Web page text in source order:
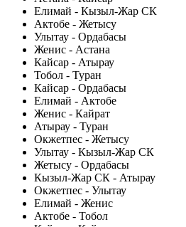
Елимай - Кызыл-Жар СК
Актобе - Жетысу
Улытау - Ордабасы
Женис - Астана
Кайсар - Атырау
Тобол - Туран
Кайсар - Ордабасы
Елимай - Актобе
Женис - Кайрат
Атырау - Туран
Окжетпес - Жетысу
Улытау - Кызыл-Жар СК
Жетысу - Ордабасы
Кызыл-Жар СК - Атырау
Окжетпес - Улытау
Елимай - Женис
Актобе - Тобол